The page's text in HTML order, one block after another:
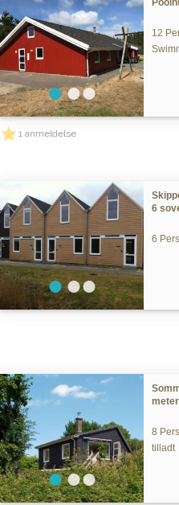
12
1 anmeldelse
6
6
8
tilladt